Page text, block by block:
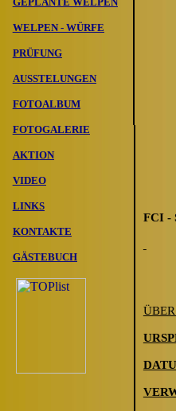
FCI -
WELPEN - WÜRFE
PRÜFUNG
AUSSTELUNGEN
FOTOALBUM
FOTOGALERIE
AKTION
VIDEO
LINKS
KONTAKTE
GÄSTEBUCH